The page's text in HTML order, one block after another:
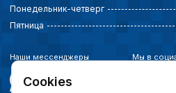
Понедельник-четверг
Пятница
Наши мессенджеры Мы в
Cookies